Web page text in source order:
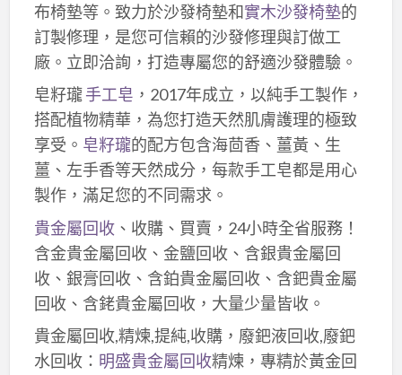
布椅墊等。致力於沙發椅墊和實木沙發椅墊的
訂製修理，是您可信賴的沙發修理與訂做工
廠。立即洽詢，打造專屬您的舒適沙發體驗。
皂籽瓏手工皂 ，2017年成立，以純手工製作，
搭配植物精華，為您打造天然肌膚護理的極致
享受。 皂籽瓏的配方包含海茴香、薑黃、生
薑、左手香等天然成分，每款手工皂都是用心
製作，滿足您的不同需求。
貴金屬回收、收購、買賣，24小時全省服務！
含金貴金屬回收、金鹽回收、含銀貴金屬回
收、銀膏回收、含鉑貴金屬回收、含鈀貴金屬
回收、含銠貴金屬回收，大量少量皆收。
貴金屬回收,精煉,提純,收購，廢鈀液回收,廢鈀
水回收： 明盛貴金屬回收精煉，專精於黃金回